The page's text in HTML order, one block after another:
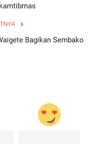
Bagikan Sembako